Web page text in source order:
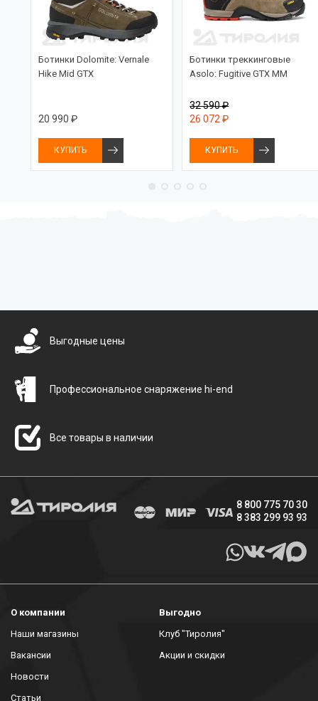
Ботинки Dolomite: Vernale
Hike Mid GTX
20 990 ₽
КУПИТЬ
Ботинки треккинговые
Asolo: Fugitive GTX MM
32 590 ₽
26 072 ₽
КУПИТЬ
Выгодные цены
Профессиональное снаряжение hi-end
Все товары в наличии
8 800 775 70 30
8 383 299 93 93
О компании
Наши магазины
Вакансии
Новости
Статьи
Выгодно
Клуб "Тиролия"
Акции и скидки